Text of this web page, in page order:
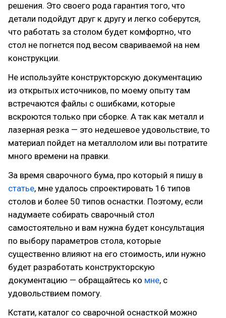
решения. Это своего рода гарантия того, что
детали подойдут друг к другу и легко соберутся,
что работать за столом будет комфортно, что
стол не погнется под весом свариваемой на нем
конструкции.
Не используйте конструкторскую документацию
из открытых источников, по моему опыту там
встречаются файлы с ошибками, которые
вскроются только при сборке. А так как металл и
лазерная резка — это недешевое удовольствие, то
материал пойдет на металлолом или вы потратите
много времени на правки.
За время сварочного бума, про который я пишу в
статье, мне удалось спроектировать 16 типов
столов и более 50 типов оснастки. Поэтому, если
надумаете собирать сварочный стол
самостоятельно и вам нужна будет консультация
по выбору параметров стола, которые
существенно влияют на его стоимость, или нужно
будет разработать конструкторскую
документацию — обращайтесь ко мне, с
удовольствием помогу.
Кстати, каталог со сварочной оснасткой можно